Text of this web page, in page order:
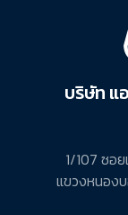
บริษัท แ
1/107 ซอ
แขวงหนอง